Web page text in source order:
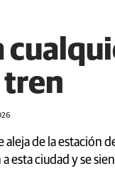
tren
aleja de la estación
esta ciudad y se